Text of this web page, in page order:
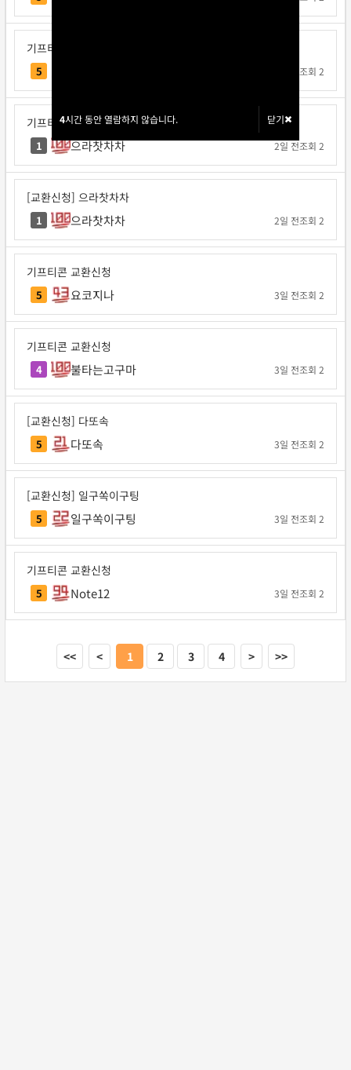
4시간 동안 열람하지 않습니다. 닫기
4시간 동안 열람하지 않습니다. 닫기
기프티콘 교환신청
5 조회 2
기프티콘 교환신청
1 으라찻차차 2일 전조회 2
[교환신청] 으라찻차차
1 으라찻차차 2일 전조회 2
기프티콘 교환신청
5 요코지나 3일 전조회 2
기프티콘 교환신청
4 불타는고구마 3일 전조회 2
[교환신청] 다또속
5 다또속 3일 전조회 2
[교환신청] 일구쏙이구팅
5 일구쏙이구팅 3일 전조회 2
기프티콘 교환신청
5 Note12 3일 전조회 2
<< < 1 2 3 4 > >>